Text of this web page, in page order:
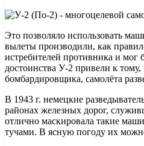
Это позволяло использовать
вылеты производили, как
истребителей противника и мог
достоинства У-2 привели к
бомбардировщика, самолёта
В 1943 г. немецкие
районах железных дорог,
отлично маскировала такие
тучами. В ясную погоду их